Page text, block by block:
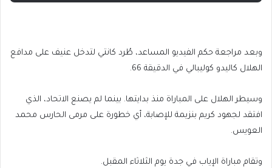
وبعد مراجعة حكم الفيديو المساعد، طُرد كانتي لتدخل عنيف على مدافع
الهلال كاليدو كوليبالي في الدقيقة 66.
وسيطر الهلال على المباراة منذ بدايتها. بينما لم يصنع الاتحاد، الذي
افتقد لجهود كريم بنزيمة للإصابة، أي خطورة على مرمى الحارس محمد
العويس.
وتقام مباراة الإياب في جدة يوم الثلاثاء المقبل.